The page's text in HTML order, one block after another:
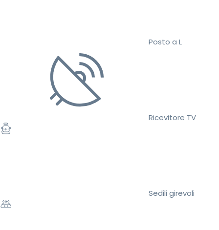
Posto a L
Ricevitore TV
Sedili girevoli